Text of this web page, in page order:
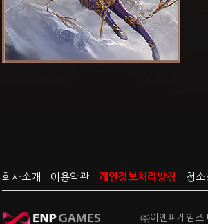
회사소개 이용약관 개인정보처리방침 청소
㈜이엔피게임